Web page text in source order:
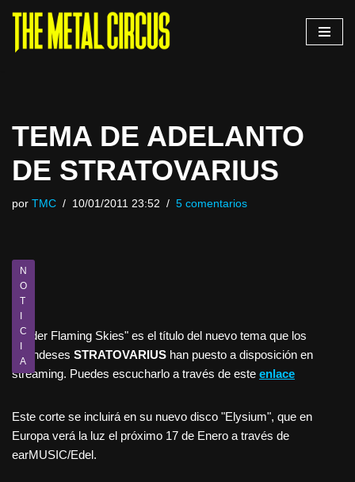
Saltar
TEMA DE ADELANTO
DE STRATOVARIUS
por TMC 10/01/2011 23:52 5 comentarios
N
O
T
I
C
I
A
"Under Flaming Skies" es el título del nuevo tema que los
finlandeses STRATOVARIUS han puesto a disposición en
streaming. Puedes escucharlo a través de este enlace
Este corte se incluirá en su nuevo disco "Elysium", que en
Europa verá la luz el próximo 17 de Enero a través de
earMUSIC/Edel.